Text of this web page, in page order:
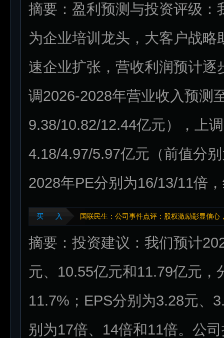
摘要：盈利预测与投资评级
为企业培训龙头，大客户战
速企业扩张，营收利润预计
调2026-2028年营业收入预测
9.38/10.82/12.44亿元），上
4.18/4.97/5.97亿元（前值分
2028年PE分别为16/13/11倍
买 入 国联民生：公司事件点评：股权激励彰显信心
摘要：投资建议：我们预计
元、10.55亿元和11.79亿元
11.7%；EPS分别为3.28元、
别为17倍、14倍和11倍。公